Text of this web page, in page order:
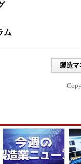
ム
製造マ